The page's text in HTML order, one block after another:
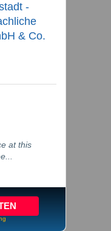
-
& Co.
at this